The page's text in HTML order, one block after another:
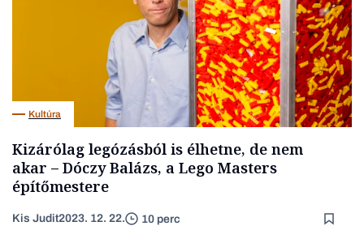
Kultúra
Kizárólag legózásból is élhetne, de nem
akar – Dóczy Balázs, a Lego Masters
építőmestere
Kis Judit2023. 12. 22. 10 perc